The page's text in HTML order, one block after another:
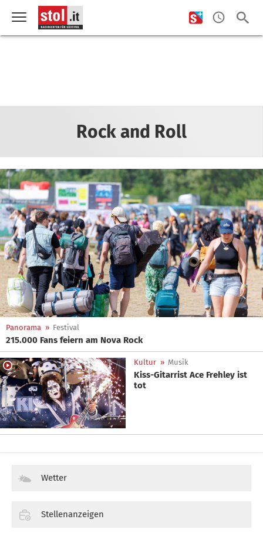
Rock and Roll
Panorama » Festival
215.000 Fans feiern am Nova Rock
Kultur » Musik
Kiss-Gitarrist Ace Frehley ist
tot
Wetter
Stellenanzeigen